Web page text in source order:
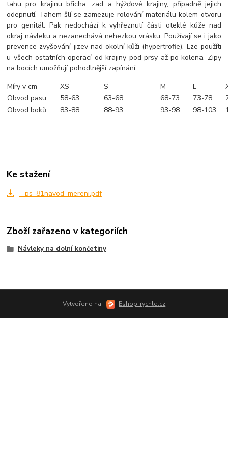
tahu pro krajinu břicha, zad a hýžďové krajiny, případně jejich
odepnutí. Tahem šlí se zamezuje rolování materiálu kolem otvoru
pro genitál. Pak nedochází k vyhřeznutí části oteklé kůže nad
okraj návleku a nezanechává nehezkou vrásku. Používají se i jako
prevence zvyšování jizev nad okolní kůži (hypertrofie). Lze použíti
u všech ostatních operací od krajiny pod prsy až po kolena. Zipy
na bocích umožňují pohodlnější zapínání.
Míry v cm
XS S M L
Obvod pasu
58-63 63-68 68-73 73-78
Obvod boků
83-88 88-93 93-98 98-103
Ke stažení
_ps_81navod_mereni.pdf
Zboží zařazeno v kategoriích
Návleky na dolní končetiny
Vytvořeno na Eshop-rychle.cz